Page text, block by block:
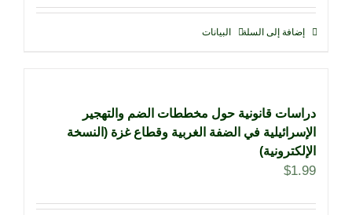
إضافة إلى السلة البيانات
دراسات قانونية حول مخططات الضم والتهجير
الإسرائيلية في الضفة الغربية وقطاع غزة (النسخة
الإلكترونية)
$1.99